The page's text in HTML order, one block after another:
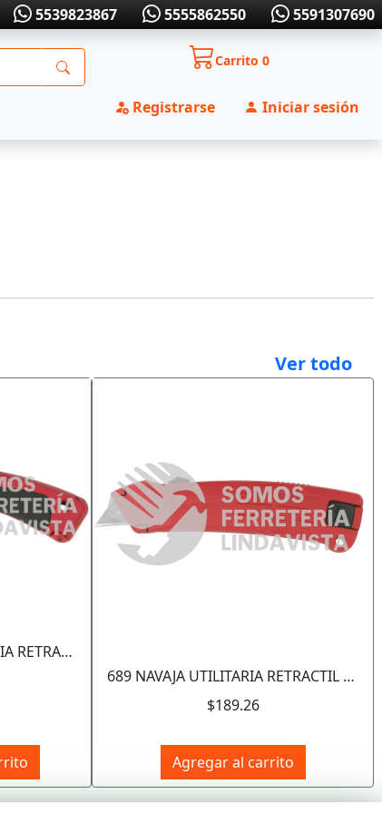
5539823867 5555862550 5591307690
Carrito0
Registrarse Iniciar sesión
Ver todo
690 NAVAJA UTILITARIA RETRACTIL CURVA DE 7-1/2", CUERPO DE ZAMAC URREA
689 NAVAJA UTILITARIA RETRACTIL DE 3 POSICIONES DE 6-3/4", CUERPO DE ZAMAC URREA
$189.26
Agregar al carrito